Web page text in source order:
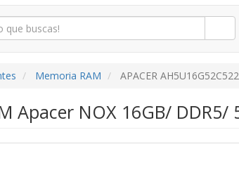
Memoria RAM APACER
Apacer NOX 16GB/